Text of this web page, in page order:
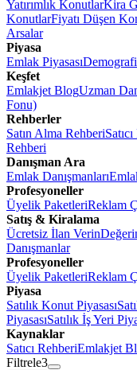
Yatırımlık KonutlarKira
KonutlarFiyatı Düşen
Arsalar
Piyasa
Emlak Piyasası
Keşfet
Emlakjet BlogUzman
Fonu)
Rehberler
Satın Alma Rehberi
Rehberi
Danışman Ara
Emlak Danışmanları
Profesyoneller
Üyelik PaketleriReklam
Satış & Kiralama
Ücretsiz İlan Verin
Danışmanlar
Profesyoneller
Üyelik PaketleriReklam
Piyasa
Satılık Konut Piyasası
PiyasasıSatılık İş Yeri
Kaynaklar
Satıcı RehberiEmlakjet
Filtrele3